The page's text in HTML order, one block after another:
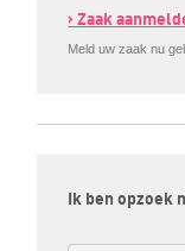
› Zaak
Meld uw zaak nu
Ik ben opzoek